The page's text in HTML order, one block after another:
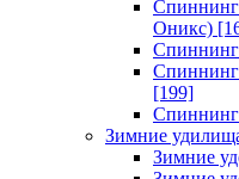
Оникс)
[199]
Зимние
Зимние